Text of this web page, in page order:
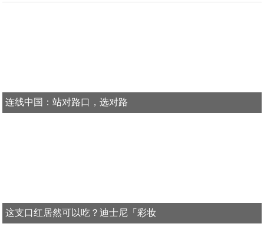
连线中国：站对路口，选对路
这支口红居然可以吃？迪士尼「彩妆